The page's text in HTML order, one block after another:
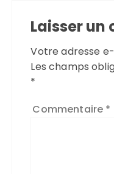
Laisser
Votre adresse
Les champs
*
Commentaire *